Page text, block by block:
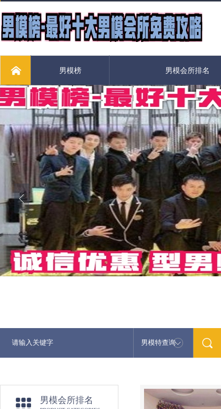
男模榜 男模会所排名
男模特查询
男模会所排名